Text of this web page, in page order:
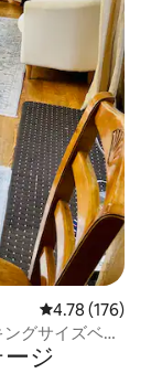
レビュー176
4.78 (176)
グサイズベッ
ジ